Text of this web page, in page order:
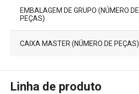
EMBALAGEM DE GRUPO (NÚMERO DE
PEÇAS)
CAIXA MASTER (NÚMERO DE PEÇAS)
Linha de produto